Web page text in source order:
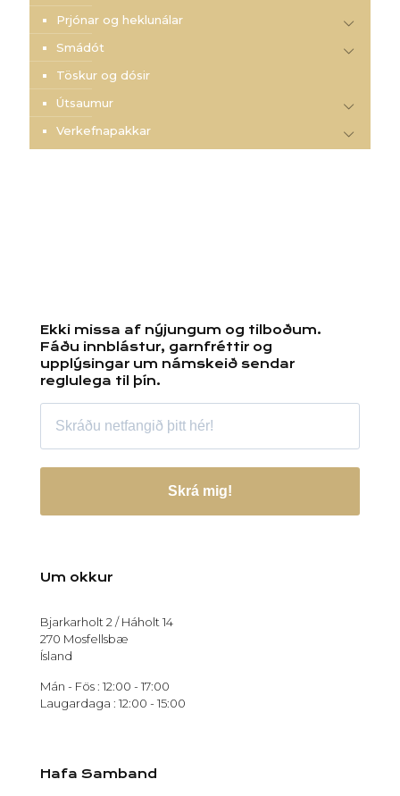
Prjónar og heklunálar
Smádót
Töskur og dósir
Útsaumur
Verkefnapakkar
Ekki missa af nýjungum og tilboðum.
Fáðu innblástur, garnfréttir og
upplýsingar um námskeið sendar
reglulega til þín.
Skrá mig!
Um okkur
Bjarkarholt 2 / Háholt 14
270 Mosfellsbæ
Ísland
Mán - Fös : 12:00 - 17:00
Laugardaga : 12:00 - 15:00
Hafa Samband